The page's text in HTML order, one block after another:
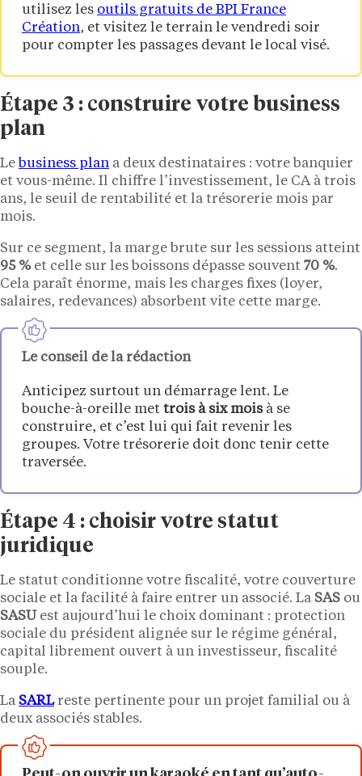
utilisez les outils gratuits de BPI France
Création, et visitez le terrain le vendredi soir
pour compter les passages devant le local visé.
Étape 3 : construire votre business
plan
Le business plan a deux destinataires : votre banquier
et vous-même. Il chiffre l’investissement, le CA à trois
ans, le seuil de rentabilité et la trésorerie mois par
mois.
Sur ce segment, la marge brute sur les sessions atteint
95 %et celle sur les boissons dépasse souvent 70 %.
Cela paraît énorme, mais les charges fixes (loyer,
salaires, redevances) absorbent vite cette marge.
Le conseil de la rédaction
Anticipez surtout un démarrage lent. Le
bouche-à-oreille met trois à six moisà se
construire, et c’est lui qui fait revenir les
groupes. Votre trésorerie doit donc tenir cette
traversée.
Étape 4 : choisir votre statut
juridique
Le statut conditionne votre fiscalité, votre couverture
sociale et la facilité à faire entrer un associé. La SAS ou
SASU est aujourd’hui le choix dominant : protection
sociale du président alignée sur le régime général,
capital librement ouvert à un investisseur, fiscalité
souple.
La SARLreste pertinente pour un projet familial ou à
deux associés stables.